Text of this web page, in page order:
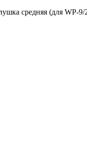
средняя (для WP-9/